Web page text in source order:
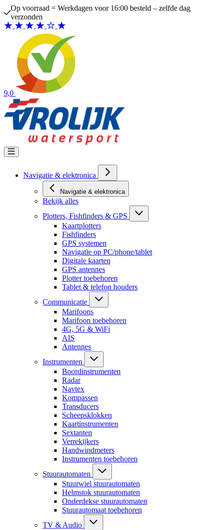
Ga naar de inhoud
Op voorraad = Werkdagen voor 16:00 besteld – zelfde dag
verzonden
9,0
Navigatie & elektronica
Navigatie & elektronica
Bekijk alles
Plotters, Fishfinders & GPS
Kaartplotters
Fishfinders
GPS systemen
Navigatie op PC/phone/tablet
Digitale kaarten
GPS antennes
Plotter toebehoren
Tablet & telefon houders
Communicatie
Marifoons
Marifoon toebehoren
4G, 5G & WiFi
AIS
Antennes
Instrumenten
Boordinstrumenten
Radar
Navtex
Kompassen
Transducers
Scheepsklokken
Kaartinstrumenten
Sextanten
Verrekijkers
Handwindmeters
Instrumenten toebehoren
Stuurautomaten
Stuurwiel stuurautomaten
Helmstok stuurautomaten
Onderdekse stuurautomaten
Stuurautomaat toebehoren
TV & Audio